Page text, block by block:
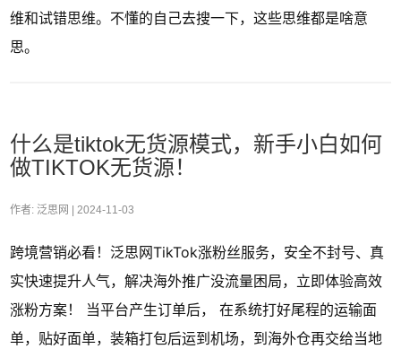
维和试错思维。不懂的自己去搜一下，这些思维都是啥意
思。
什么是tiktok无货源模式，新手小白如何
做TIKTOK无货源！
作者: 泛思网 | 2024-11-03
跨境营销必看！泛思网TikTok涨粉丝服务，安全不封号、真
实快速提升人气，解决海外推广没流量困局，立即体验高效
涨粉方案！ 当平台产生订单后， 在系统打好尾程的运输面
单，贴好面单，装箱打包后运到机场，到海外仓再交给当地